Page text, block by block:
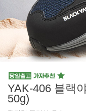
YAK-406 블랙
50g)